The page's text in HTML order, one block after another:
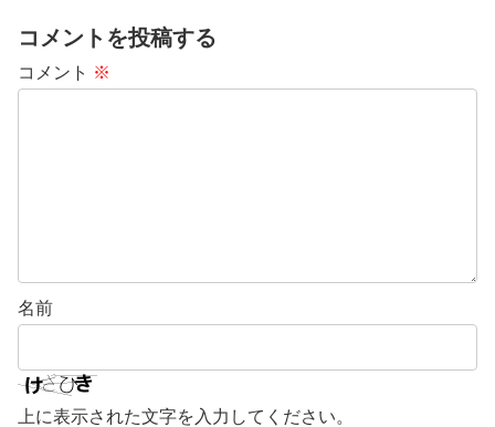
コメントを投稿する
コメント ※
名前
上に表示された文字を入力してください。